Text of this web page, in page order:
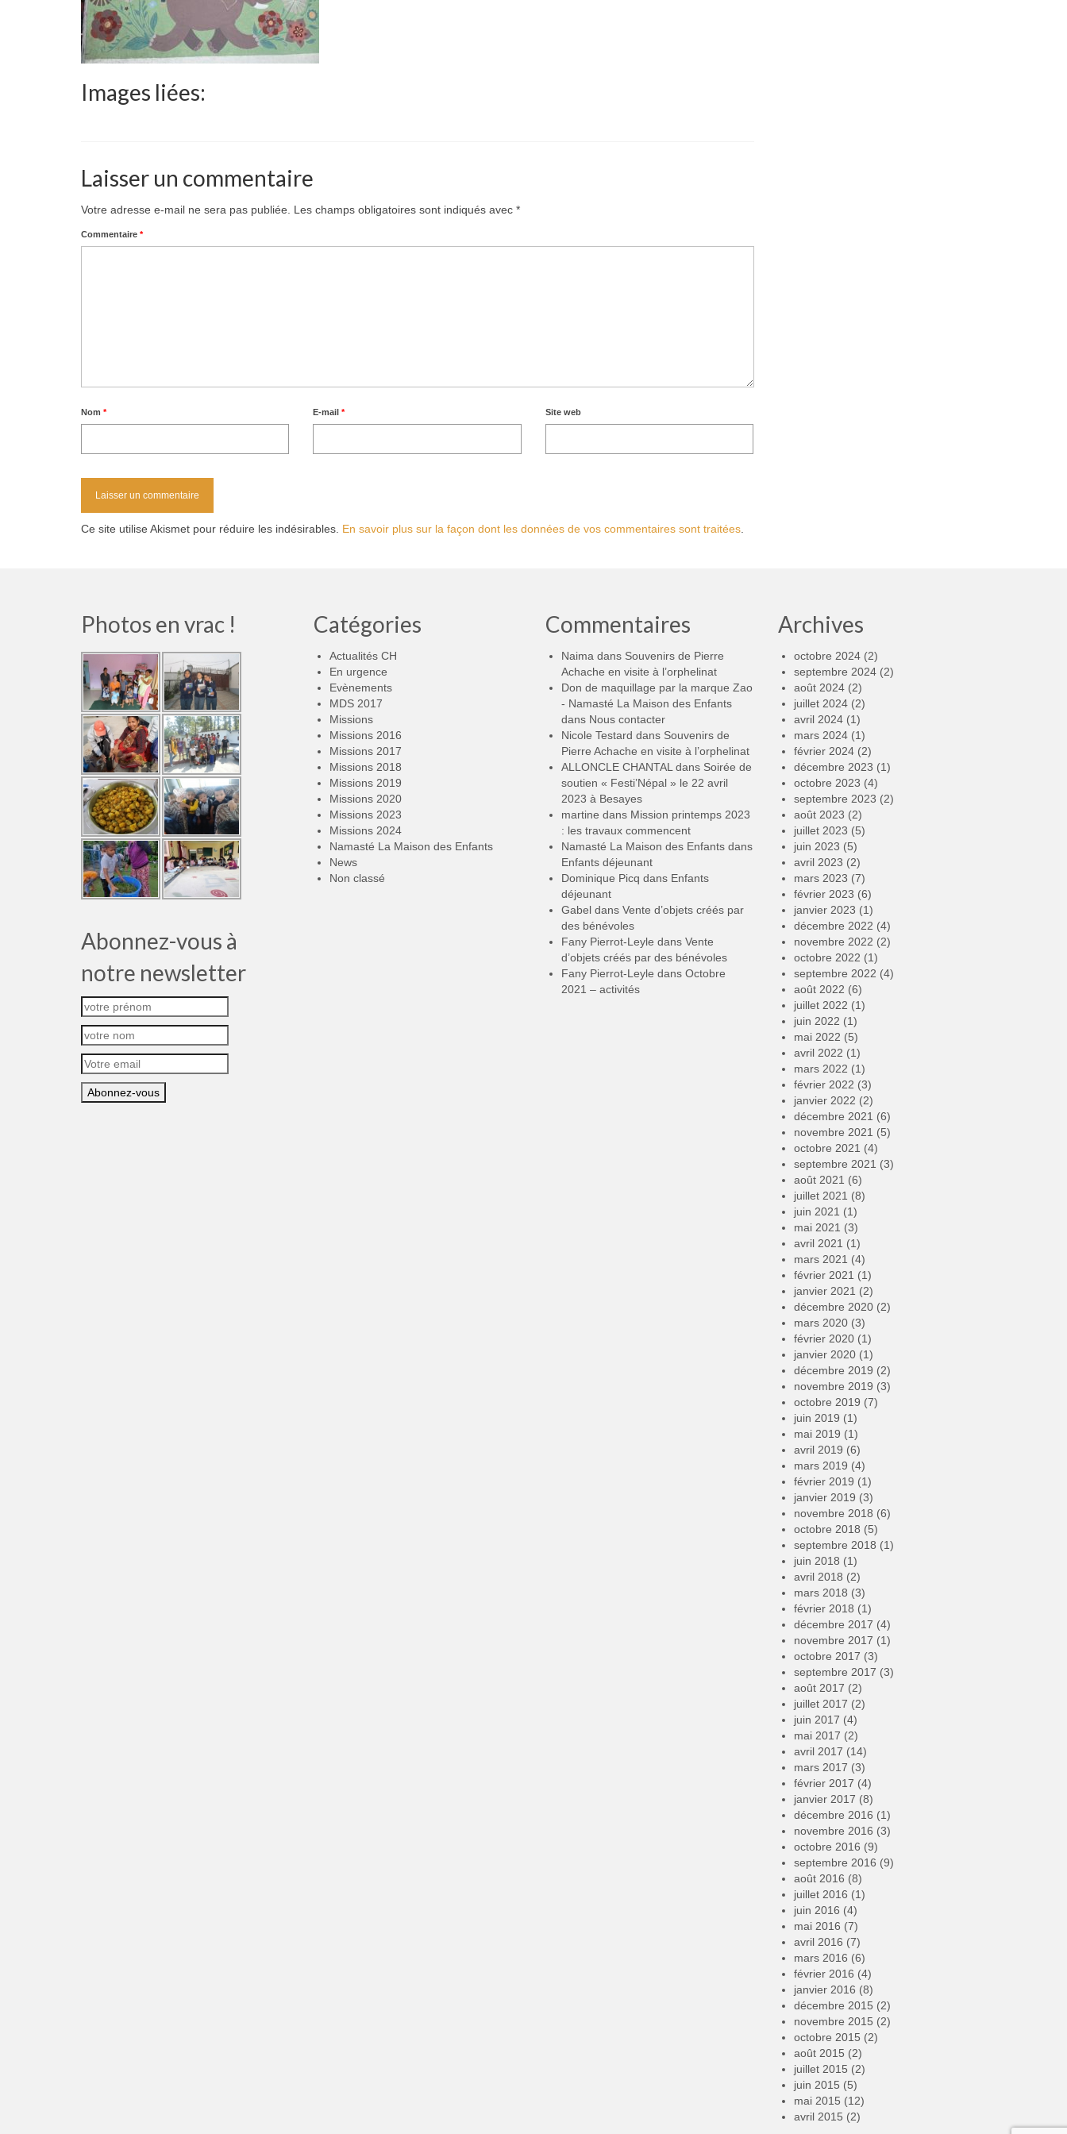
Images liées:
Laisser un commentaire
Votre adresse e-mail ne sera pas publiée. Les champs obligatoires sont indiqués avec *
Commentaire *
Nom * E-mail* Site web
Ce site utilise Akismet pour réduire les indésirables. En savoir plus sur la façon dont les données de vos commentaires sont traitées
Photos en vrac !
Abonnez-vous à
notre newsletter
Catégories
Actualités CH
En urgence
Evènements
MDS 2017
Missions
Missions 2016
Missions 2017
Missions 2018
Missions 2019
Missions 2020
Missions 2023
Missions 2024
Namasté La Maison des Enfants
News
Non classé
Commentaires
Naima dans Souvenirs de Pierre
Achache en visite à l’orphelinat
Don de maquillage par la marque Zao
- Namasté La Maison des Enfants
dans Nous contacter
Nicole Testard dans Souvenirs de
Pierre Achache en visite à l’orphelinat
ALLONCLE CHANTAL dans Soirée de
soutien « Festi’Népal » le 22 avril
2023 à Besayes
martine dans Mission printemps 2023
: les travaux commencent
Namasté La Maison des Enfants dans
Enfants déjeunant
Dominique Picq dans Enfants
déjeunant
Gabel dans Vente d’objets créés par
des bénévoles
Fany Pierrot-Leyle dans Vente
d’objets créés par des bénévoles
Fany Pierrot-Leyle dans Octobre
2021 – activités
Archives
octobre 2024(2)
septembre 2024(2)
août 2024(2)
juillet 2024(2)
avril 2024(1)
mars 2024(1)
février 2024(2)
décembre 2023 (1)
octobre 2023 (4)
septembre 2023 (2)
août 2023 (2)
juillet 2023 (5)
juin 2023 (5)
avril 2023 (2)
mars 2023 (7)
février 2023 (6)
janvier 2023 (1)
décembre 2022 (4)
novembre 2022 (2)
octobre 2022 (1)
septembre 2022 (4)
août 2022 (6)
juillet 2022 (1)
juin 2022 (1)
mai 2022 (5)
avril 2022 (1)
mars 2022 (1)
février 2022 (3)
janvier 2022 (2)
décembre 2021 (6)
novembre 2021 (5)
octobre 2021 (4)
septembre 2021 (3)
août 2021 (6)
juillet 2021 (8)
juin 2021 (1)
mai 2021 (3)
avril 2021 (1)
mars 2021 (4)
février 2021 (1)
janvier 2021 (2)
décembre 2020(2)
mars 2020(3)
février 2020(1)
janvier 2020(1)
décembre 2019 (2)
novembre 2019 (3)
octobre 2019 (7)
juin 2019 (1)
mai 2019 (1)
avril 2019 (6)
mars 2019 (4)
février 2019 (1)
janvier 2019 (3)
novembre 2018 (6)
octobre 2018 (5)
septembre 2018 (1)
juin 2018 (1)
avril 2018 (2)
mars 2018 (3)
février 2018 (1)
décembre 2017 (4)
novembre 2017 (1)
octobre 2017 (3)
septembre 2017 (3)
août 2017 (2)
juillet 2017 (2)
juin 2017 (4)
mai 2017 (2)
avril 2017 (14)
mars 2017 (3)
février 2017 (4)
janvier 2017 (8)
décembre 2016 (1)
novembre 2016 (3)
octobre 2016 (9)
septembre 2016 (9)
août 2016 (8)
juillet 2016 (1)
juin 2016 (4)
mai 2016 (7)
avril 2016 (7)
mars 2016 (6)
février 2016 (4)
janvier 2016 (8)
décembre 2015 (2)
novembre 2015 (2)
octobre 2015 (2)
août 2015 (2)
juillet 2015 (2)
juin 2015 (5)
mai 2015 (12)
avril 2015 (2)